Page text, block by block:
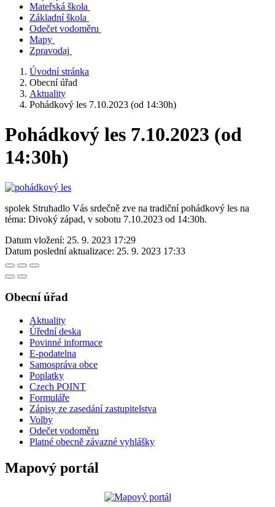
Mateřská škola
Základní škola
Odečet vodoměru
Mapy
Zpravodaj
Úvodní stránka
Obecní úřad
Aktuality
Pohádkový les 7.10.2023 (od 14:30h)
Pohádkový les 7.10.2023 (od
14:30h)
spolek Struhadlo Vás srdečně zve na tradiční pohádkový les na
téma: Divoký západ, v sobotu 7.10.2023 od 14:30h.
Datum vložení: 25. 9. 2023 17:29
Datum poslední aktualizace: 25. 9. 2023 17:33
Obecní úřad
Aktuality
Úřední deska
Povinné informace
E-podatelna
Samospráva obce
Poplatky
Czech POINT
Formuláře
Zápisy ze zasedání zastupitelstva
Volby
Odečet vodoměru
Platné obecně závazné vyhlášky
Mapový portál